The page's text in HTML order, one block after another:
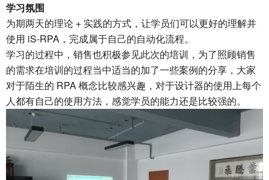
学习氛围
为期两天的理论 + 实践的方式，让学员们可以更好的理解并
使用 iS-RPA，完成属于自己的自动化流程。
学习的过程中，销售也积极参见此次的培训，为了照顾销售
的需求在培训的过程当中适当的加了一些案例的分享，大家
对于陌生的 RPA 概念比较感兴趣，对于设计器的使用上每个
人都有自己的使用方法，感觉学员的能力还是比较强的。